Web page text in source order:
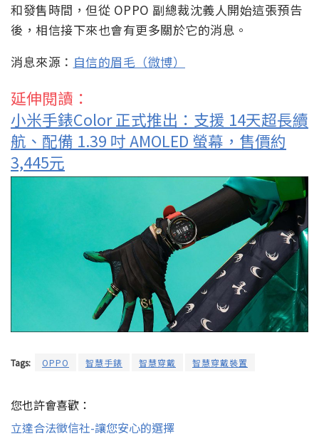
和發售時間，但從 OPPO 副總裁沈義人開始這張預告
後，相信接下來也會有更多關於它的消息。
消息來源： 自信的眉毛（微博）
延伸閱讀：
小米手錶Color 正式推出：支援 14天超長續
航、配備 1.39 吋 AMOLED 螢幕，售價約
3,445元
Tags: OPPO 智慧手錶 智慧穿戴 智慧穿戴裝置
您也許會喜歡：
立達合法徵信社-讓您安心的選擇